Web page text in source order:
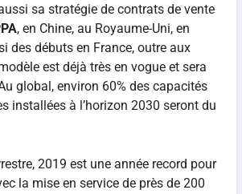
sa stratégie de contrats de vente
, en Chine, au Royaume-Uni, en
des débuts en France, outre aux
est déjà très en vogue et sera
global, environ 60% des capacités
installées à l’horizon 2030 seront du
2019 est une année record pour
la mise en service de près de 200